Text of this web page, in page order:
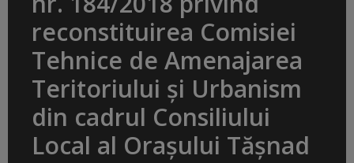
reconstituirea Comisiei
Tehnice de Amenajarea
Teritoriului şi Urbanism
din cadrul Consiliului
Local al Oraşului Tăşnad